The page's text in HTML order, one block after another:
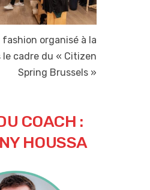
fashion organisé à la
cadre du « Citizen
Spring Brussels »
COACH :
HOUSSA